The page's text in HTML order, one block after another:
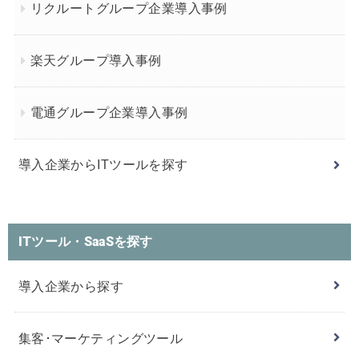
リクルートグループ企業導入事例
楽天グループ導入事例
電通グループ企業導入事例
導入企業からITツールを探す
ITツール・SaaSを探す
導入企業から探す
集客･マーケティングツール